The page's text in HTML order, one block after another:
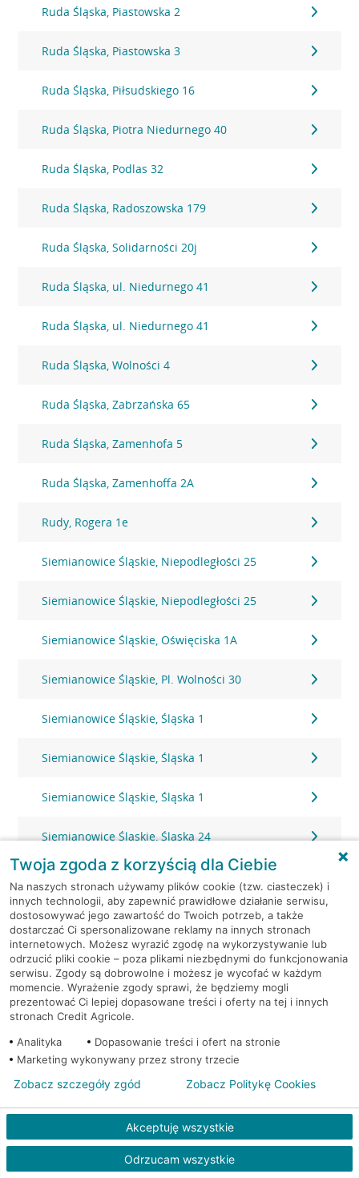
Ruda Śląska, Piastowska 2
Ruda Śląska, Piastowska 3
Ruda Śląska, Piłsudskiego 16
Ruda Śląska, Piotra Niedurnego 40
Ruda Śląska, Podlas 32
Ruda Śląska, Radoszowska 179
Ruda Śląska, Solidarności 20j
Ruda Śląska, ul. Niedurnego 41
Ruda Śląska, ul. Niedurnego 41
Ruda Śląska, Wolności 4
Ruda Śląska, Zabrzańska 65
Ruda Śląska, Zamenhofa 5
Ruda Śląska, Zamenhoffa 2A
Rudy, Rogera 1e
Siemianowice Śląskie, Niepodległości 25
Siemianowice Śląskie, Niepodległości 25
Siemianowice Śląskie, Oświęciska 1A
Siemianowice Śląskie, Pl. Wolności 30
Siemianowice Śląskie, Śląska 1
Siemianowice Śląskie, Śląska 1
Siemianowice Śląskie, Śląska 1
Siemianowice Śląskie, Śląska 24
Siemianowice Śląskie, Wyzwolenia 13
Sosnowiec, 3 Maja 20
Sosnowiec, Baczyńskiego 25D
Sosnowiec, Bohaterów Monte Cassino 48A
Sosnowiec, Braci Mieroszewskich 51
Sosnowiec, Długosza 80
Twoja zgoda z korzyścią dla Ciebie
Na naszych stronach używamy plików cookie (tzw. ciasteczek) i
innych technologii, aby zapewnić prawidłowe działanie serwisu,
dostosowywać jego zawartość do Twoich potrzeb, a także
dostarczać Ci spersonalizowane reklamy na innych stronach
internetowych. Możesz wyrazić zgodę na wykorzystywanie lub
odrzucić pliki cookie – poza plikami niezbędnymi do funkcjonowania
serwisu. Zgody są dobrowolne i możesz je wycofać w każdym
momencie. Wyrażenie zgody sprawi, że będziemy mogli
prezentować Ci lepiej dopasowane treści i oferty na tej i innych
stronach Credit Agricole.
Analityka
Dopasowanie treści i ofert na stronie
Marketing wykonywany przez strony trzecie
Akceptuję wszystkie
Odrzucam wszystkie
Zobacz szczegóły zgód Zobacz Politykę Cookies